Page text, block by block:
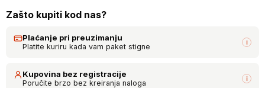
Zašto kupiti kod nas?
Plaćanje pri preuzimanju
Platite kuriru kada vam paket stigne i
Kupovina bez registracije
Poručite brzo bez kreiranja naloga i